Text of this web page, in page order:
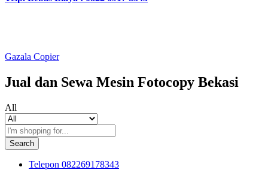
Gazala Copier
Jual dan Sewa Mesin Fotocopy Bekasi
All
Search
Telepon 082269178343